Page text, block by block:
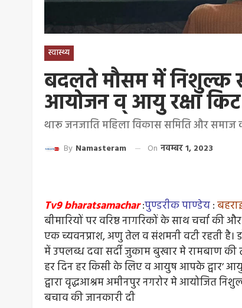
स्वास्थ्य
बदलते मौसम में निशुल्क
आयोजन व् आयु रक्षा
थारू जनजाति महिला विकास समिति और
By Namasteram On नवम्बर 1, 2023
Tv9 bharatsamachar:पुण्डरीक पाण्डेय:
बीमारियों पर वरिष्ठ नागरिकों के साथ चर्चा
एक च्यवनप्राश, अणु तेल व संशमनी वटी रहती है।
में उपलब्ध दवा सर्दी जुकाम बुखार मे रामबाण की
हर दिन हर किसी के लिए व आयुष आपके द्वार’
द्वारा वृद्धआश्रम अमीनपुर नगरोर मे आयोजित
बचाव की जानकारी दी